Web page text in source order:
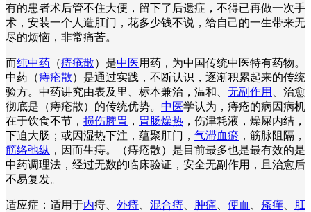
有的患者术后管不住大便，留下了后遗症，不得已再做一次手
术，安装一个人造肛门，花多少钱不说，给自己的一生带来无
尽的烦恼，非常痛苦。
而纯中药 （痔疮散）是中医用药，为中国传统中医特有药物。
中药（痔疮散）是通过实践，不断认识，逐渐积累起来的传统
验方。中药讲究由表及里、标本兼治，温和、 无副作用
、治愈
彻底是（痔疮散）的传统优势。 中医学认为，痔疮的病因病机
在于饮食不节， 损伤脾胃 ， 胃肠燥热 ，伤津耗液，燥屎内结，
下迫大肠；或因湿热下注，蕴聚肛门， 气滞血瘀 ，筋脉阻隔，
筋络弛纵 ，因而生痔。（痔疮散）是目前最多也是最有效的是
中药调理法，经过无数的临床验证，安全无副作用，且治愈后
不易复发。
适应症：适用于内痔、 外痔 混合痔 肿痛 便血 瘙痒
肛